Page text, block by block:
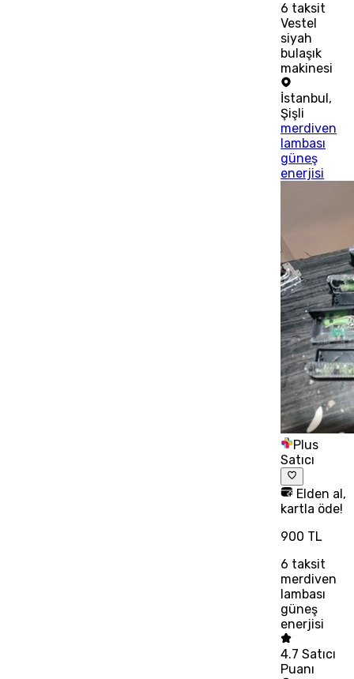
6 taksit
Vestel
siyah
bulaşık
makinesi
İstanbul ,
Şişli
merdiven
lambası
güneş
enerjisi
Plus
Satıcı
Elden al,
kartla öde!
900 TL
6 taksit
merdiven
lambası
güneş
enerjisi
4.7 Satıcı
Puanı